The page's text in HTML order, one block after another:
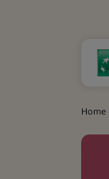
Home